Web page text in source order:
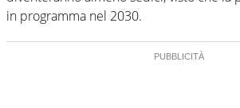
in programma nel 2030.